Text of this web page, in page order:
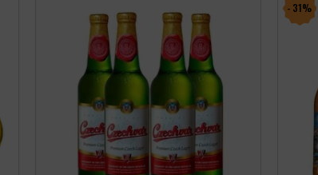
- 31%